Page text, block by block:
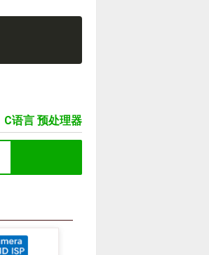
C语言 预处理器